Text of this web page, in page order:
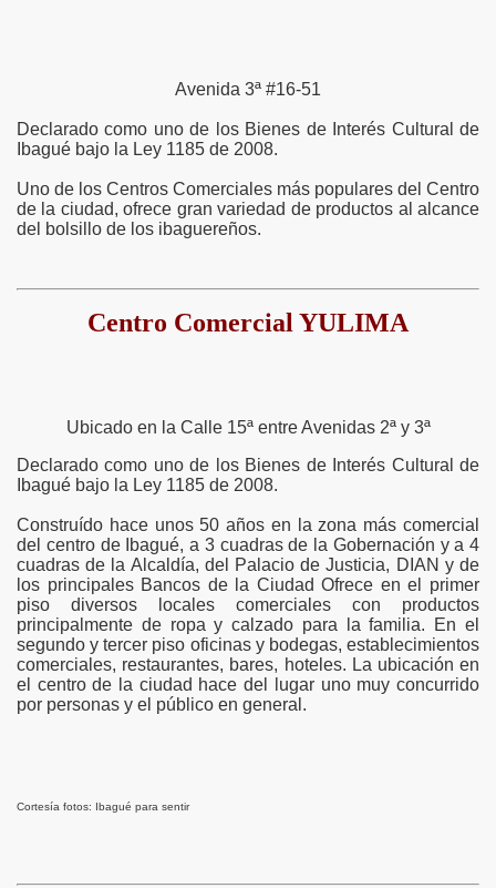
Avenida 3ª #16-51
Declarado como uno de los Bienes de Interés Cultural de
Ibagué bajo la Ley 1185 de 2008.
Uno de los Centros Comerciales más populares del Centro
de la ciudad, ofrece gran variedad de productos al alcance
del bolsillo de los ibaguereños.
Centro Comercial YULIMA
Ubicado en la Calle 15ª entre Avenidas 2ª y 3ª
Declarado como uno de los Bienes de Interés Cultural de
Ibagué bajo la Ley 1185 de 2008.
Construído hace unos 50 años en la zona más comercial
del centro de Ibagué, a 3 cuadras de la Gobernación y a 4
cuadras de la Alcaldía, del Palacio de Justicia, DIAN y de
los principales Bancos de la Ciudad Ofrece en el primer
piso diversos locales comerciales con productos
principalmente de ropa y calzado para la familia. En el
segundo y tercer piso oficinas y bodegas, establecimientos
comerciales, restaurantes, bares, hoteles. La ubicación en
el centro de la ciudad hace del lugar uno muy concurrido
por personas y el público en general.
Cortesía fotos: Ibagué para sentir